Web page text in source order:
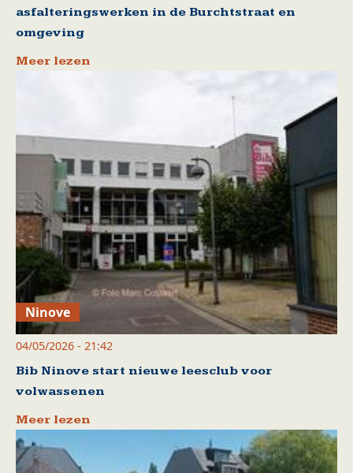
asfalteringswerken in de Burchtstraat en
omgeving
Meer lezen
Ninove
04/05/2026 - 21:42
Bib Ninove start nieuwe leesclub voor
volwassenen
Meer lezen